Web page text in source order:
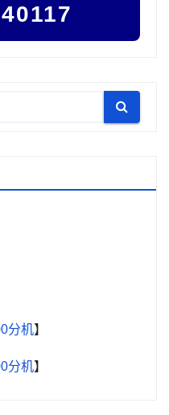
分机】
分机】